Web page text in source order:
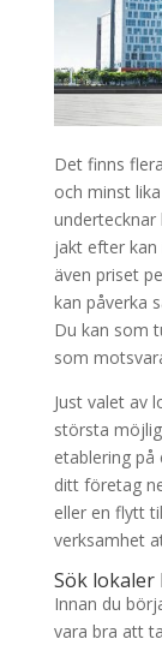
Det finns
och minst
undertecknar
jakt efter kan
även priset
kan påverka
Du kan som
som
Just valet av
största
etablering
ditt företag
eller en flytt
verksamhet
Sök lokaler
Innan du
vara bra att